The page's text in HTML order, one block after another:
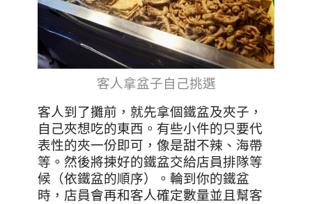
客人拿盆子自己挑選
客人到了攤前，就先拿個鐵盆及夾子，
自己夾想吃的東西。有些小件的只要代
表性的夾一份即可，像是甜不辣、海帶
等。然後將揀好的鐵盆交給店員排隊等
候（依鐵盆的順序）。輪到你的鐵盆
時，店員會再和客人確定數量並且幫客